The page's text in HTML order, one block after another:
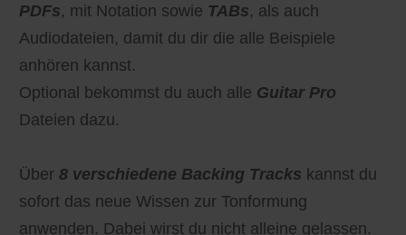
PDFs, mit Notation sowie TABs, als auch
Audiodateien, damit du dir die alle Beispiele
anhören kannst.
Optional bekommst du auch alle Guitar Pro
Dateien dazu.
Über 8 verschiedene Backing Tracks kannst du
sofort das neue Wissen zur Tonformung
anwenden. Dabei wirst du nicht alleine gelassen.